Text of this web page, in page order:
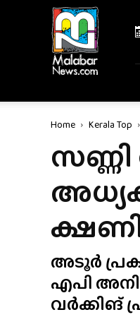
Malabar
News
–
Most
Reliable
Dependable
Portal
Home Kerala Top
അടൂർ
എപി
വർക്കിങ്